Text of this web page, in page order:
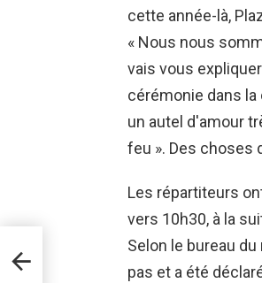
cette année-là,
« Nous nous
vais vous
cérémonie dans
un autel d'amour
feu ». Des choses
Les répartiteurs
vers 10h30, à la
Selon le bureau
pas et a été